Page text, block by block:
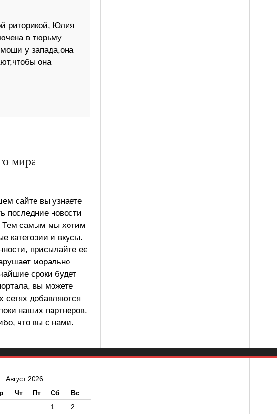
риторикой, Юлия
в тюрьму
у запада,она
она
мира
сайте вы узнаете
последние новости
Тем самым мы хотим
категории и вкусы.
присылайте ее
морально
сроки будет
вы можете
сетях добавляются
наших партнеров.
что вы с нами.
Август 2026
Чт Пт Сб
Вс
1
2